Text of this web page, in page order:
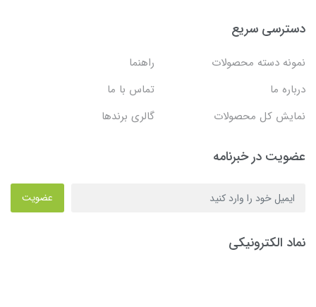
دسترسی سریع
نمونه دسته محصولات
راهنما
درباره ما
تماس با ما
نمایش کل محصولات
گالری برندها
عضویت در خبرنامه
عضویت
نماد الکترونیکی